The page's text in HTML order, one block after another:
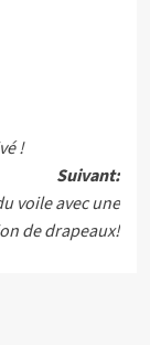
!
Suivant:
voile avec une
de drapeaux!